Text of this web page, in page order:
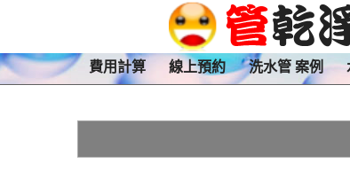
費用計算 線上預約 洗水管 案例